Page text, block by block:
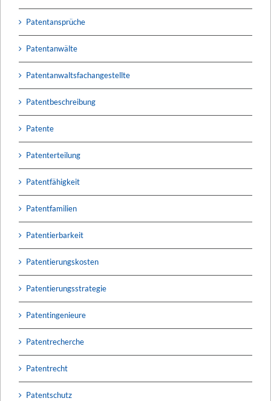
Patentansprüche
Patentanwälte
Patentanwaltsfachangestellte
Patentbeschreibung
Patente
Patenterteilung
Patentfähigkeit
Patentfamilien
Patentierbarkeit
Patentierungskosten
Patentierungsstrategie
Patentingenieure
Patentrecherche
Patentrecht
Patentschutz